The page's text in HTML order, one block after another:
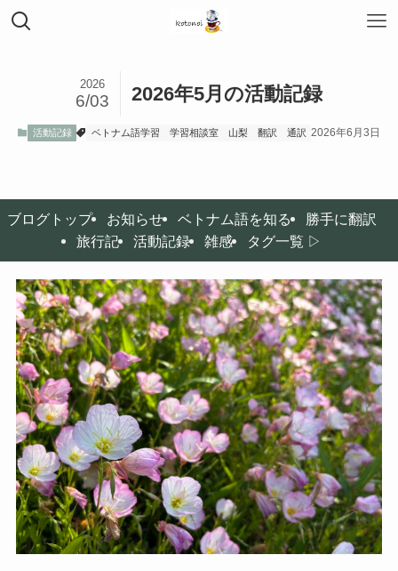
2026年5月の活動記録
2026
6/03
活動記録 ベトナム語学習 学習相談室 山梨 翻訳 通訳 2026年6月3日
ブログトップ お知らせ ベトナム語を知る
勝手に翻訳
旅行記
活動記録 雑感 タグ一覧 ▷